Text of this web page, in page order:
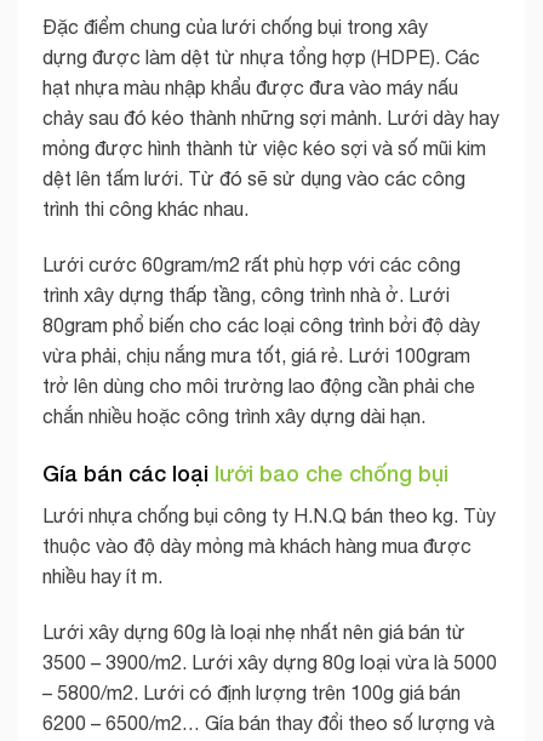
Đặc điểm chung của lưới chống bụi trong xây
dựng được làm dệt từ nhựa tổng hợp (HDPE). Các
hạt nhựa màu nhập khẩu được đưa vào máy nấu
chảy sau đó kéo thành những sợi mảnh. Lưới dày hay
mỏng được hình thành từ việc kéo sợi và số mũi kim
dệt lên tấm lưới. Từ đó sẽ sử dụng vào các công
trình thi công khác nhau.
Lưới cước 60gram/m2 rất phù hợp với các công
trình xây dựng thấp tầng, công trình nhà ở. Lưới
80gram phổ biến cho các loại công trình bởi độ dày
vừa phải, chịu nắng mưa tốt, giá rẻ. Lưới 100gram
trở lên dùng cho môi trường lao động cần phải che
chắn nhiều hoặc công trình xây dựng dài hạn.
Gía bán các loại lưới bao che chống bụi
Lưới nhựa chống bụi công ty H.N.Q bán theo kg. Tùy
thuộc vào độ dày mỏng mà khách hàng mua được
nhiều hay ít m.
Lưới xây dựng 60g là loại nhẹ nhất nên giá bán từ
3500 – 3900/m2. Lưới xây dựng 80g loại vừa là 5000
– 5800/m2. Lưới có định lượng trên 100g giá bán
6200 – 6500/m2… Gía bán thay đổi theo số lượng và